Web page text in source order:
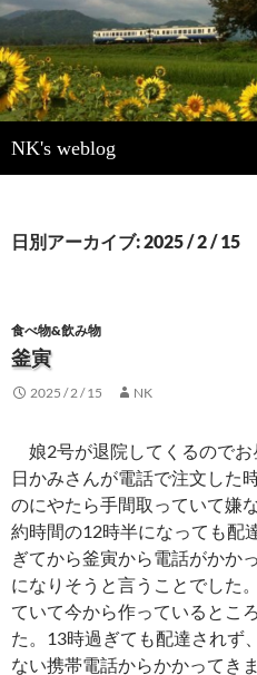
NK's weblog
索
ン
キ
ッ
日別アーカイブ: 2025 / 2 / 15
食べ物&飲み物
釜寅
2025 / 2 / 15 NK
娘2号が退院してくるのでお
日かみさんが電話で注文した
のにやたら手間取っていて嫌
約時間の12時半になっても配
ぎてから釜寅から電話がかか
になりそうと言うことでした
ていて今から作っているとこ
た。13時過ぎても配達されず
ない携帯電話からかかってき